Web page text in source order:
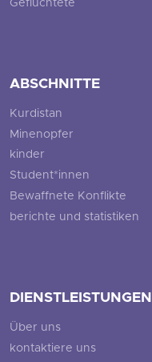
Geflüchtete
ABSCHNITTE
Kurdistan
Minenopfer
kinder
Student*innen
Bewaffnete Konflikte
berichte und statistiken
DIENSTLEISTUNGEN
Über uns
kontaktiere uns